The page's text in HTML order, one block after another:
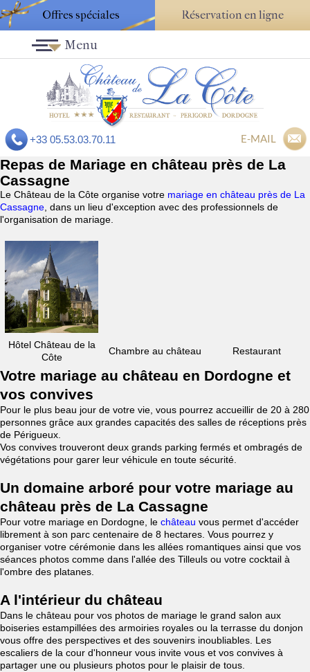
Offres spéciales Réservation en ligne
+33 05.53.03.70.11 E-MAIL
Menu
Repas de Mariage en château près de La
Cassagne
Le Château de la Côte organise votre mariage en château près de La
Cassagne , dans un lieu d'exception avec des professionnels de
l'organisation de mariage.
Hôtel Château de la
Côte
Chambre au château Restaurant
Votre mariage au château en Dordogne et
vos convives
Pour le plus beau jour de votre vie, vous pourrez accueillir de 20 à 280
personnes grâce aux grandes capacités des salles de réceptions près
de Périgueux.
Vos convives trouveront deux grands parking fermés et ombragés de
végétations pour garer leur véhicule en toute sécurité.
Un domaine arboré pour votre mariage au
château près de La Cassagne
Pour votre mariage en Dordogne, le château vous permet d'accéder
librement à son parc centenaire de 8 hectares. Vous pourrez y
organiser votre cérémonie dans les allées romantiques ainsi que vos
séances photos comme dans l'allée des Tilleuls ou votre cocktail à
l'ombre des platanes.
A l'intérieur du château
Dans le château pour vos photos de mariage le grand salon aux
boiseries estampillées des armoiries royales ou la terrasse du donjon
vous offre des perspectives et des souvenirs inoubliables. Les
escaliers de la cour d'honneur vous invite vous et vos convives à
partager une ou plusieurs photos pour le plaisir de tous.